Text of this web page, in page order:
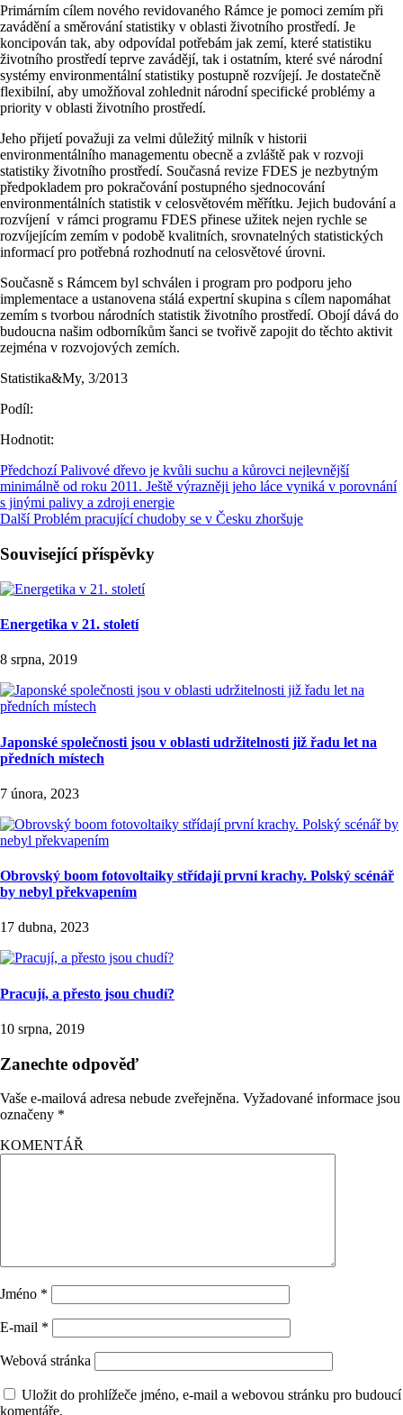
Primárním cílem nového revidovaného Rámce je pomoci zemím při
zavádění a směrování statistiky v oblasti životního prostředí. Je
koncipován tak, aby odpovídal potřebám jak zemí, které statistiku
životního prostředí teprve zavádějí, tak i ostatním, které své národní
systémy environmentální statistiky postupně rozvíjejí. Je dostatečně
flexibilní, aby umožňoval zohlednit národní specifické problémy a
priority v oblasti životního prostředí.
Jeho přijetí považuji za velmi důležitý milník v historii
environmentálního managementu obecně a zvláště pak v rozvoji
statistiky životního prostředí. Současná revize FDES je nezbytným
předpokladem pro pokračování postupného sjednocování
environmentálních statistik v celosvětovém měřítku. Jejich budování a
rozvíjení v rámci programu FDES přinese užitek nejen rychle se
rozvíjejícím zemím v podobě kvalitních, srovnatelných statistických
informací pro potřebná rozhodnutí na celosvětové úrovni.
Současně s Rámcem byl schválen i program pro podporu jeho
implementace a ustanovena stálá expertní skupina s cílem napomáhat
zemím s tvorbou národních statistik životního prostředí. Obojí dává do
budoucna našim odborníkům šanci se tvořivě zapojit do těchto aktivit
zejména v rozvojových zemích.
Statistika&My, 3/2013
Podíl:
Hodnotit:
Předchozí Palivové dřevo je kvůli suchu a kůrovci nejlevnější
minimálně od roku 2011. Ještě výrazněji jeho láce vyniká v porovnání
s jinými palivy a zdroji energie
Další Problém pracující chudoby se v Česku zhoršuje
Související příspěvky
Energetika v 21. století
8 srpna, 2019
Japonské společnosti jsou v oblasti udržitelnosti již řadu let na
předních místech
7 února, 2023
Obrovský boom fotovoltaiky střídají první krachy. Polský scénář
by nebyl překvapením
17 dubna, 2023
Pracují, a přesto jsou chudí?
10 srpna, 2019
Zanechte odpověď
Vaše e-mailová adresa nebude zveřejněna. Vyžadované informace jsou
označeny *
KOMENTÁŘ
Jméno *
E-mail *
Webová stránka
Uložit do prohlížeče jméno, e-mail a webovou stránku pro budoucí
komentáře.